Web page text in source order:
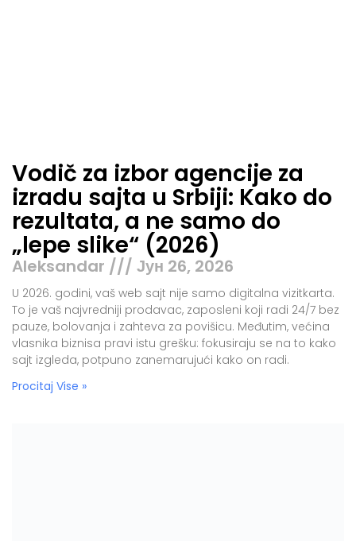
Vodič za izbor agencije za
izradu sajta u Srbiji: Kako do
rezultata, a ne samo do
„lepe slike“ (2026)
Aleksandar Јун 26, 2026
U 2026. godini, vaš web sajt nije samo digitalna vizitkarta.
To je vaš najvredniji prodavac, zaposleni koji radi 24/7 bez
pauze, bolovanja i zahteva za povišicu. Međutim, većina
vlasnika biznisa pravi istu grešku: fokusiraju se na to kako
sajt izgleda, potpuno zanemarujući kako on radi.
Procitaj Vise »